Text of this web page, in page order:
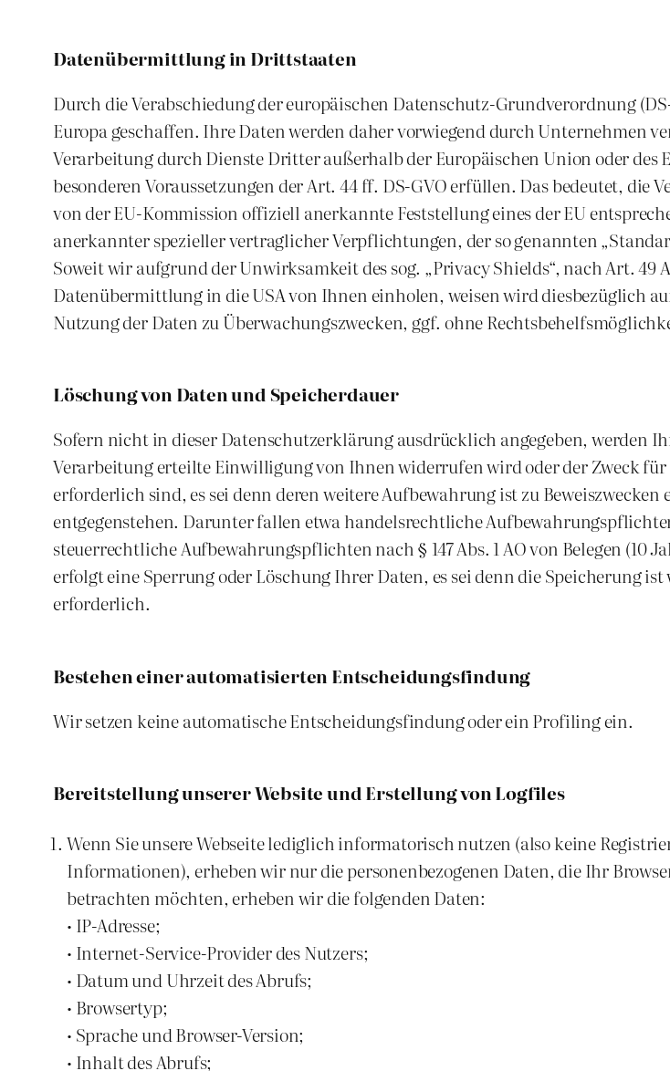
Datenübermittlung in Drittstaaten
Durch die Verabschiedung der europäischen Datenschutz-Grundverordnung
Europa geschaffen. Ihre Daten werden daher vorwiegend durch Unternehmen
Verarbeitung durch Dienste Dritter außerhalb der Europäischen Union oder
besonderen Voraussetzungen der Art. 44 ff. DS-GVO erfüllen. Das bedeutet,
von der EU-Kommission offiziell anerkannte Feststellung eines der EU
anerkannter spezieller vertraglicher Verpflichtungen, der so genannten
Soweit wir aufgrund der Unwirksamkeit des sog. „Privacy Shields“, nach Art.
Datenübermittlung in die USA von Ihnen einholen, weisen wird diesbezüglich
Nutzung der Daten zu Überwachungszwecken, ggf. ohne
Löschung von Daten und Speicherdauer
Sofern nicht in dieser Datenschutzerklärung ausdrücklich angegeben, werden
Verarbeitung erteilte Einwilligung von Ihnen widerrufen wird oder der Zweck
erforderlich sind, es sei denn deren weitere Aufbewahrung ist zu
entgegenstehen. Darunter fallen etwa handelsrechtliche
steuerrechtliche Aufbewahrungspflichten nach § 147 Abs. 1 AO von Belegen
erfolgt eine Sperrung oder Löschung Ihrer Daten, es sei denn die Speicherung
erforderlich.
Bestehen einer automatisierten Entscheidungsfindung
Wir setzen keine automatische Entscheidungsfindung oder ein Profiling ein.
Bereitstellung unserer Website und Erstellung von Logfiles
Wenn Sie unsere Webseite lediglich informatorisch nutzen (also keine
Informationen), erheben wir nur die personenbezogenen Daten, die Ihr
betrachten möchten, erheben wir die folgenden Daten:
• IP-Adresse;
• Internet-Service-Provider des Nutzers;
• Datum und Uhrzeit des Abrufs;
• Browsertyp;
• Sprache und Browser-Version;
• Inhalt des Abrufs;